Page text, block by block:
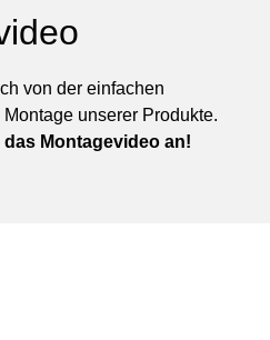
von der einfachen
unserer Produkte.
Montagevideo an!